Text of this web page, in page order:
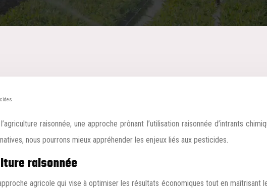
nous pourrons mieux appréhender les enjeux liés aux pesticides.
raisonnée
agricole qui vise à optimiser les résultats économiques tout en